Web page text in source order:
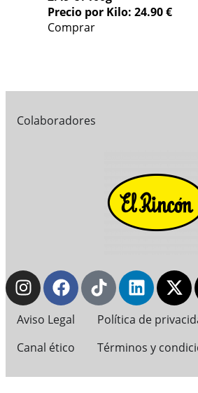
Precio por Kilo: 24.90 €
Comprar
Colaboradores
Aviso Legal Política de
Canal ético
Términos y